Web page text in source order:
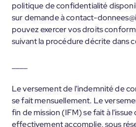
politique de confidentialité
sur demande à contact-
pouvez exercer vos droits
suivant la procédure décrite dans
Le versement de l'indemnité de
se fait mensuellement. Le
fin de mission (IFM) se fait à l'issue
effectivement accomplie, sous